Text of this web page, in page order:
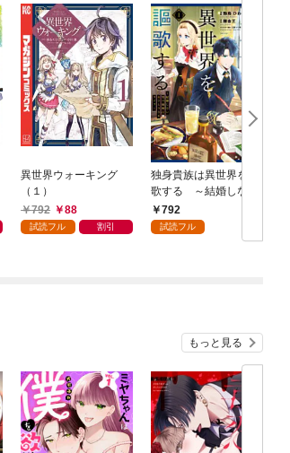
異世界ウォーキング
（１）
792
88
試読フル 割引
独身貴族は異世界を謳
歌する ～結婚しない
男の優雅なおひとりさ
まライフ～（１）
792
試読フル
もっと見る